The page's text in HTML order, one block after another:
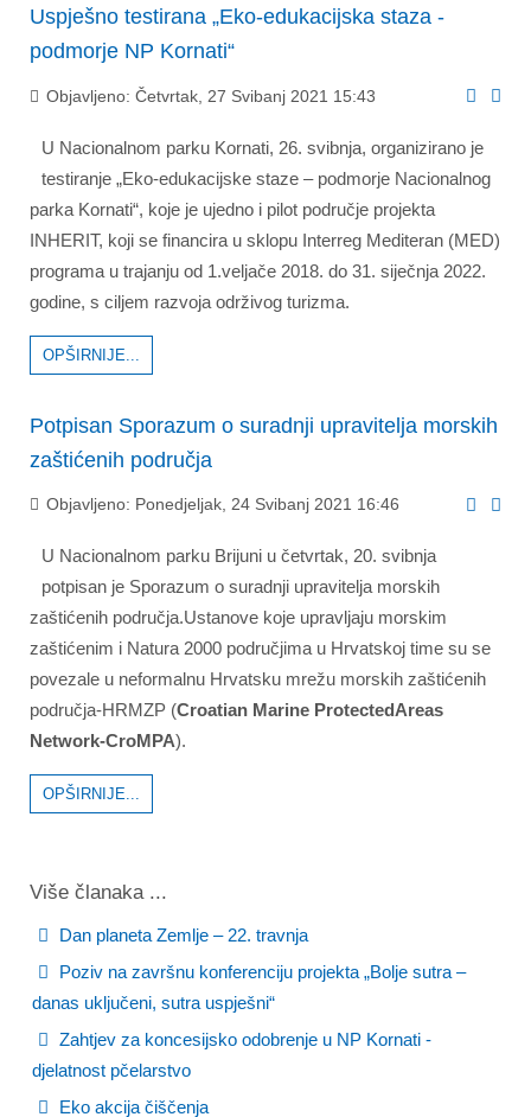
Uspješno testirana „Eko-edukacijska staza -
podmorje NP Kornati“
Objavljeno: Četvrtak, 27 Svibanj 2021 15:43
U Nacionalnom parku Kornati, 26. svibnja, organizirano je
testiranje „Eko-edukacijske staze – podmorje Nacionalnog
parka Kornati“, koje je ujedno i pilot područje projekta
INHERIT, koji se financira u sklopu Interreg Mediteran (MED)
programa u trajanju od 1.veljače 2018. do 31. siječnja 2022.
godine, s ciljem razvoja održivog turizma.
OPŠIRNIJE...
Potpisan Sporazum o suradnji upravitelja morskih
zaštićenih područja
Objavljeno: Ponedjeljak, 24 Svibanj 2021 16:46
U Nacionalnom parku Brijuni u četvrtak, 20. svibnja
potpisan je Sporazum o suradnji upravitelja morskih
zaštićenih područja.Ustanove koje upravljaju morskim
zaštićenim i Natura 2000 područjima u Hrvatskoj time su se
povezale u neformalnu Hrvatsku mrežu morskih zaštićenih
područja-HRMZP (Croatian Marine ProtectedAreas
Network-CroMPA).
OPŠIRNIJE...
Više članaka ...
Dan planeta Zemlje – 22. travnja
Poziv na završnu konferenciju projekta „Bolje sutra –
danas uključeni, sutra uspješni“
Zahtjev za koncesijsko odobrenje u NP Kornati -
djelatnost pčelarstvo
Eko akcija čiščenja